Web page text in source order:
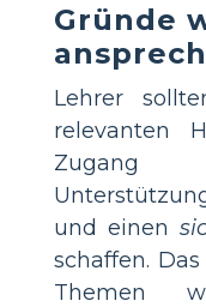
Gründe
Lehrer
relevanten
und einen
schaffen.
Themen